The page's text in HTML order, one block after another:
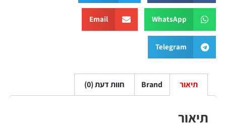
WhatsApp
Email
Telegram
תיאור Brand חוות דעת (0)
תיאור